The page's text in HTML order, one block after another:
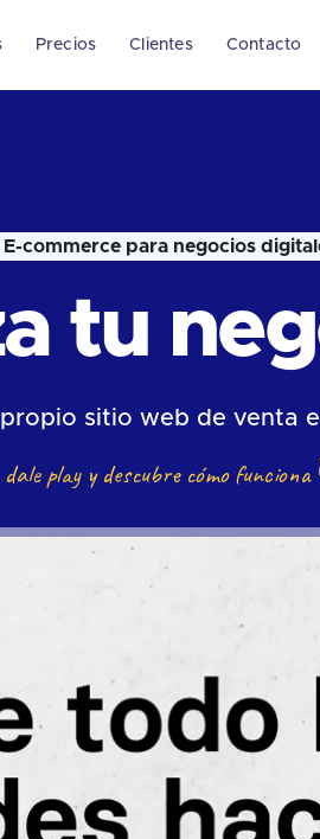
Precios Clientes Contacto
E-commerce para negocios
tu
sitio web de venta
dale play y descubre cómo funciona